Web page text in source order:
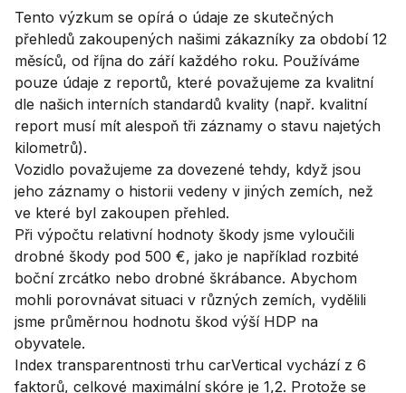
Tento výzkum se opírá o údaje ze skutečných
přehledů zakoupených našimi zákazníky za období 12
měsíců, od října do září každého roku. Používáme
pouze údaje z reportů, které považujeme za kvalitní
dle našich interních standardů kvality (např. kvalitní
report musí mít alespoň tři záznamy o stavu najetých
kilometrů).
Vozidlo považujeme za dovezené tehdy, když jsou
jeho záznamy o historii vedeny v jiných zemích, než
ve které byl zakoupen přehled.
Při výpočtu relativní hodnoty škody jsme vyloučili
drobné škody pod 500 €, jako je například rozbité
boční zrcátko nebo drobné škrábance. Abychom
mohli porovnávat situaci v různých zemích, vydělili
jsme průměrnou hodnotu škod výší HDP na
obyvatele.
Index transparentnosti trhu carVertical vychází z 6
faktorů, celkové maximální skóre je 1,2. Protože se